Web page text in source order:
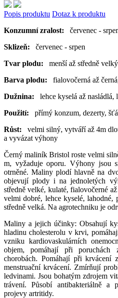
Popis produktu Dotaz k produktu
Konzumní zralost: červenec -
Sklizeň: červenec - srpen
Tvar plodu: menší až středně
Barva plodu: fialovočerná až
Dužnina: lehce kyselá až nasládlá,
Použití: přímý konzum, dezerty,
Růst:
velmi silný, vytváří až 4m
a vyvázat výhony
Černý maliník Bristol roste velmi
m, vyžaduje oporu. Výhony jsou
otrněné. Maliny plodí hlavně na
objevují plody i na jednoletých
středně velké, kulaté, fialovočerné
velmi dobré, lehce kyselé, lahodné,
středně velká. Na agrotechniku je
Maliny a jejich účinky: Obsahují
hladinu cholesterolu v krvi,
vzniku kardiovaskulárních
objem, pomáhají při poruchách
chorobách. Pomáhají při krvácení
menstruační krvácení. Zmírňují
ledvinami. Jsou bohatým zdrojem
trávení. Působí antibakteriálně a
projevy artritidy.